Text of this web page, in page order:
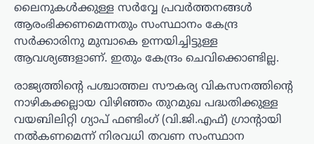
ലൈനുകള്‍ക്കുള്ള സര്‍വ്വേ പ്രവര്‍ത്തനങ്ങള്‍
ആരംഭിക്കണമെന്നതും സംസ്ഥാനം കേന്ദ്ര
സര്‍ക്കാരിനു മുമ്പാകെ ഉന്നയിച്ചിട്ടുള്ള
ആവശ്യങ്ങളാണ്. ഇതും കേന്ദ്രം ചെവിക്കൊണ്ടില്ല.
രാജ്യത്തിന്റെ പശ്ചാത്തല സൗകര്യ വികസനത്തിന്റെ
നാഴികക്കല്ലായ വിഴിഞ്ഞം തുറമുഖ പദ്ധതിക്കുള്ള
വയബിലിറ്റി ഗ്യാപ് ഫണ്ടിംഗ് (വി.ജി.എഫ്) ഗ്രാന്റായി
നല്‍കണമെന്ന് നിരവധി തവണ സംസ്ഥാന